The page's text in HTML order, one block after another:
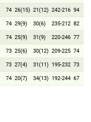
74 26(15) 21(12) 242-216 94
74 29(9) 30(6) 235-212 82
74 25(9) 31(9) 220-246 77
73 25(6) 30(12) 209-225 74
73 27(4) 31(11) 195-232 73
74 20(7) 34(13) 192-244 67